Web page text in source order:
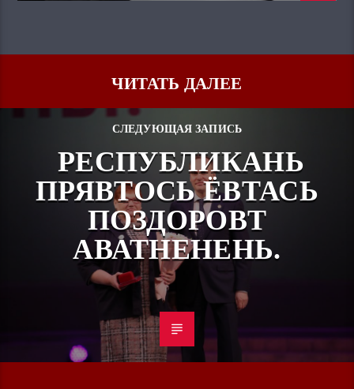
ЧИТАТЬ ДАЛЕЕ
СЛЕДУЮЩАЯ ЗАПИСЬ
РЕСПУБЛИКАНЬ
ПРЯВТОСЬ ЁВТАСЬ
ПОЗДОРОВТ
АВАТНЕНЕНЬ.